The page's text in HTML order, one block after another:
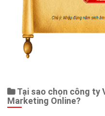
Tại sao chọn công ty
Marketing Online?